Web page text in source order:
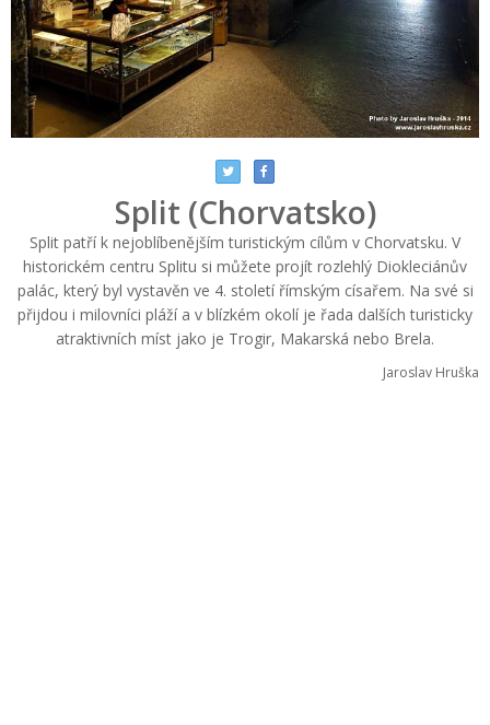
Split (Chorvatsko)
Split patří k nejoblíbenějším turistickým cílům v Chorvatsku. V
historickém centru Splitu si můžete projít rozlehlý Diokleciánův
palác, který byl vystavěn ve 4. století římským císařem. Na své si
přijdou i milovníci pláží a v blízkém okolí je řada dalších turisticky
atraktivních míst jako je Trogir, Makarská nebo Brela.
Jaroslav Hruška